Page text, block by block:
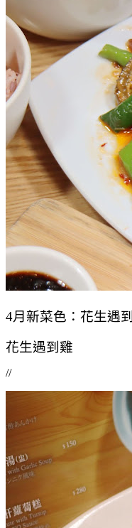
4月新菜色：花生遇
花生遇到雞
//